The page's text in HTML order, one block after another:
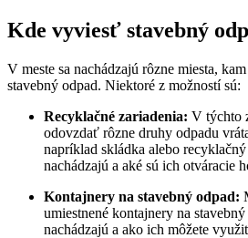
Kde vyviesť stavebný
V meste sa nachádzajú rôzne miesta,
stavebný odpad. Niektoré z možností sú:
Recyklačné zariadenia: V týchto
odovzdať rôzne druhy odpadu
napríklad skládka alebo
nachádzajú a aké sú ich otváracie
Kontajnery na stavebný odpad:
umiestnené kontajnery na
nachádzajú a ako ich môžete